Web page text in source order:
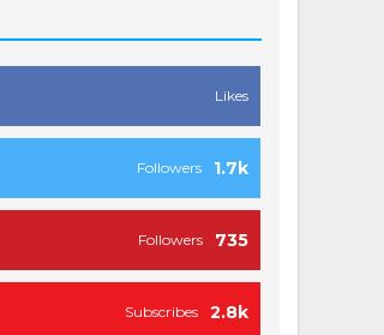
Likes
1.7k
Followers
735
Followers
2.8k
Subscribes